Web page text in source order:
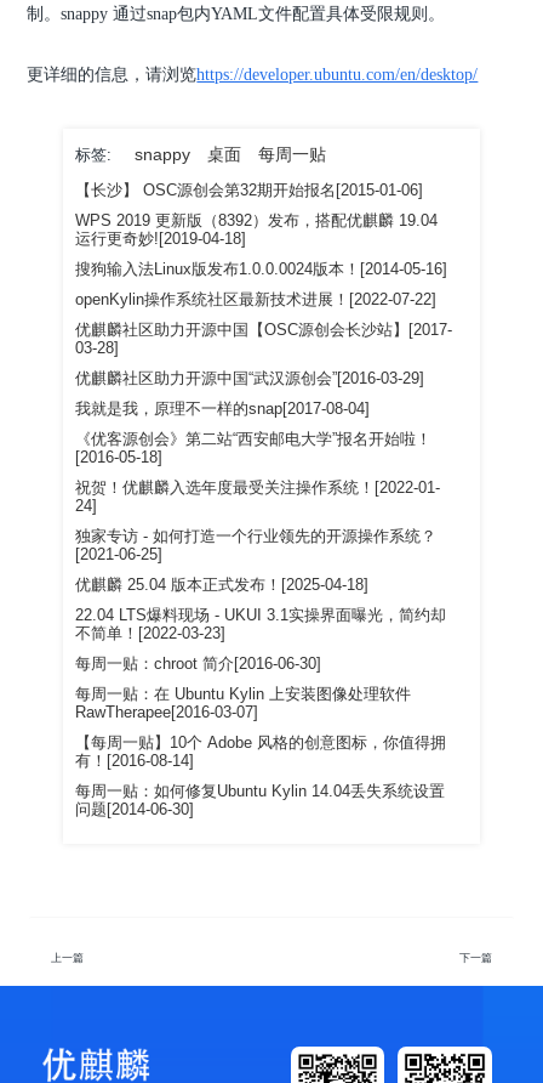
制。snappy 通过snap包内YAML文件配置具体受限规则。
更详细的信息，请浏览https://developer.ubuntu.com/en/desktop/
标签: snappy 桌面 每周一贴
【长沙】 OSC源创会第32期开始报名[2015-01-06]
WPS 2019 更新版（8392）发布，搭配优麒麟 19.04
运行更奇妙![2019-04-18]
搜狗输入法Linux版发布1.0.0.0024版本！[2014-05-16]
openKylin操作系统社区最新技术进展！[2022-07-22]
优麒麟社区助力开源中国【OSC源创会长沙站】[2017-
03-28]
优麒麟社区助力开源中国“武汉源创会”[2016-03-29]
我就是我，原理不一样的snap[2017-08-04]
《优客源创会》第二站“西安邮电大学”报名开始啦！
[2016-05-18]
祝贺！优麒麟入选年度最受关注操作系统！[2022-01-
24]
独家专访 - 如何打造一个行业领先的开源操作系统？
[2021-06-25]
优麒麟 25.04 版本正式发布！[2025-04-18]
22.04 LTS爆料现场 - UKUI 3.1实操界面曝光，简约却
不简单！[2022-03-23]
每周一贴：chroot 简介[2016-06-30]
每周一贴：在 Ubuntu Kylin 上安装图像处理软件
RawTherapee[2016-03-07]
【每周一贴】10个 Adobe 风格的创意图标，你值得拥
有！[2016-08-14]
每周一贴：如何修复Ubuntu Kylin 14.04丢失系统设置
问题[2014-06-30]
上一篇 下一篇